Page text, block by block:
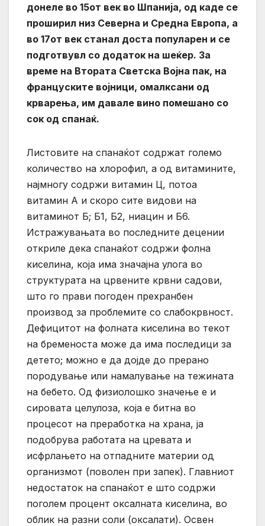
донеле во 15от век во Шпанија, од каде се
проширил низ Северна и Средна Европа, а
во 17от век станал доста популарен и се
подготвувл со додаток на шеќер. За
време на Втората Светска Војна пак, на
француските војници, омалксани од
крварења, им давале вино помешано со
сок од спанаќ.
Листовите на спанаќот содржат големо
количество на хлорофил, а од витамините,
најмногу содржи витамин Ц, потоа
витамин А и скоро сите видови на
витаминот Б; Б1, Б2, ниацин и Б6.
Истражувањата во последните децении
откриле дека спанаќот содржи фолна
киселина, која има значајна улога во
структурата на црвените крвни садови,
што го прави погоден прехранбен
производ за проблемите со слабокрвност.
Дефицитот на фолната киселина во текот
на бременоста може да има последици за
детето; можно е да дојде до прерано
породување или намалување на тежината
на бебето. Од физиолошко значење е и
сировата целулоза, која е битна во
процесот на преработка на храна, ја
подобрува работата на цревата и
исфрлањето на отпадните материи од
организмот (поволен при запек). Главниот
недостаток на спанаќот е што содржи
поголем процент оксалната киселина, во
облик на разни соли (оксалати). Освен